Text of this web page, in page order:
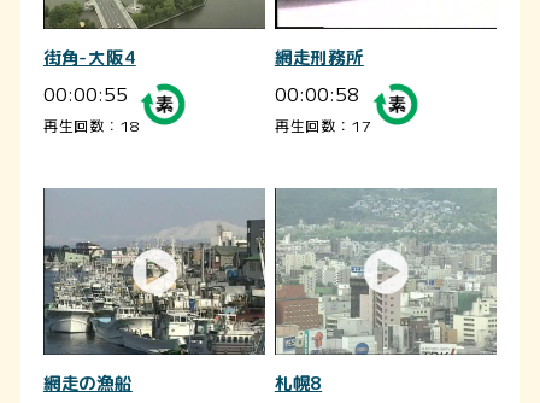
街角-大阪4
00:00:55
再生回数：18
網走刑務所
00:00:58
再生回数：17
網走の漁船 札幌8